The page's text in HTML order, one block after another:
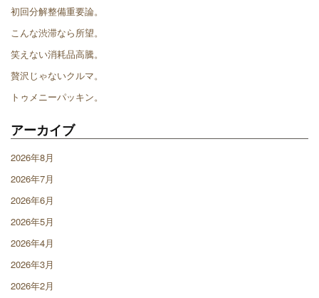
初回分解整備重要論。
こんな渋滞なら所望。
笑えない消耗品高騰。
贅沢じゃないクルマ。
トゥメニーパッキン。
アーカイブ
2026年8月
2026年7月
2026年6月
2026年5月
2026年4月
2026年3月
2026年2月